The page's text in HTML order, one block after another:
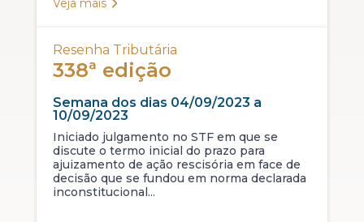
Veja mais
Resenha Tributária
338ª edição
Semana dos dias 04/09/2023 a
10/09/2023
Iniciado julgamento no STF em que se
discute o termo inicial do prazo para
ajuizamento de ação rescisória em face de
decisão que se fundou em norma declarada
inconstitucional...